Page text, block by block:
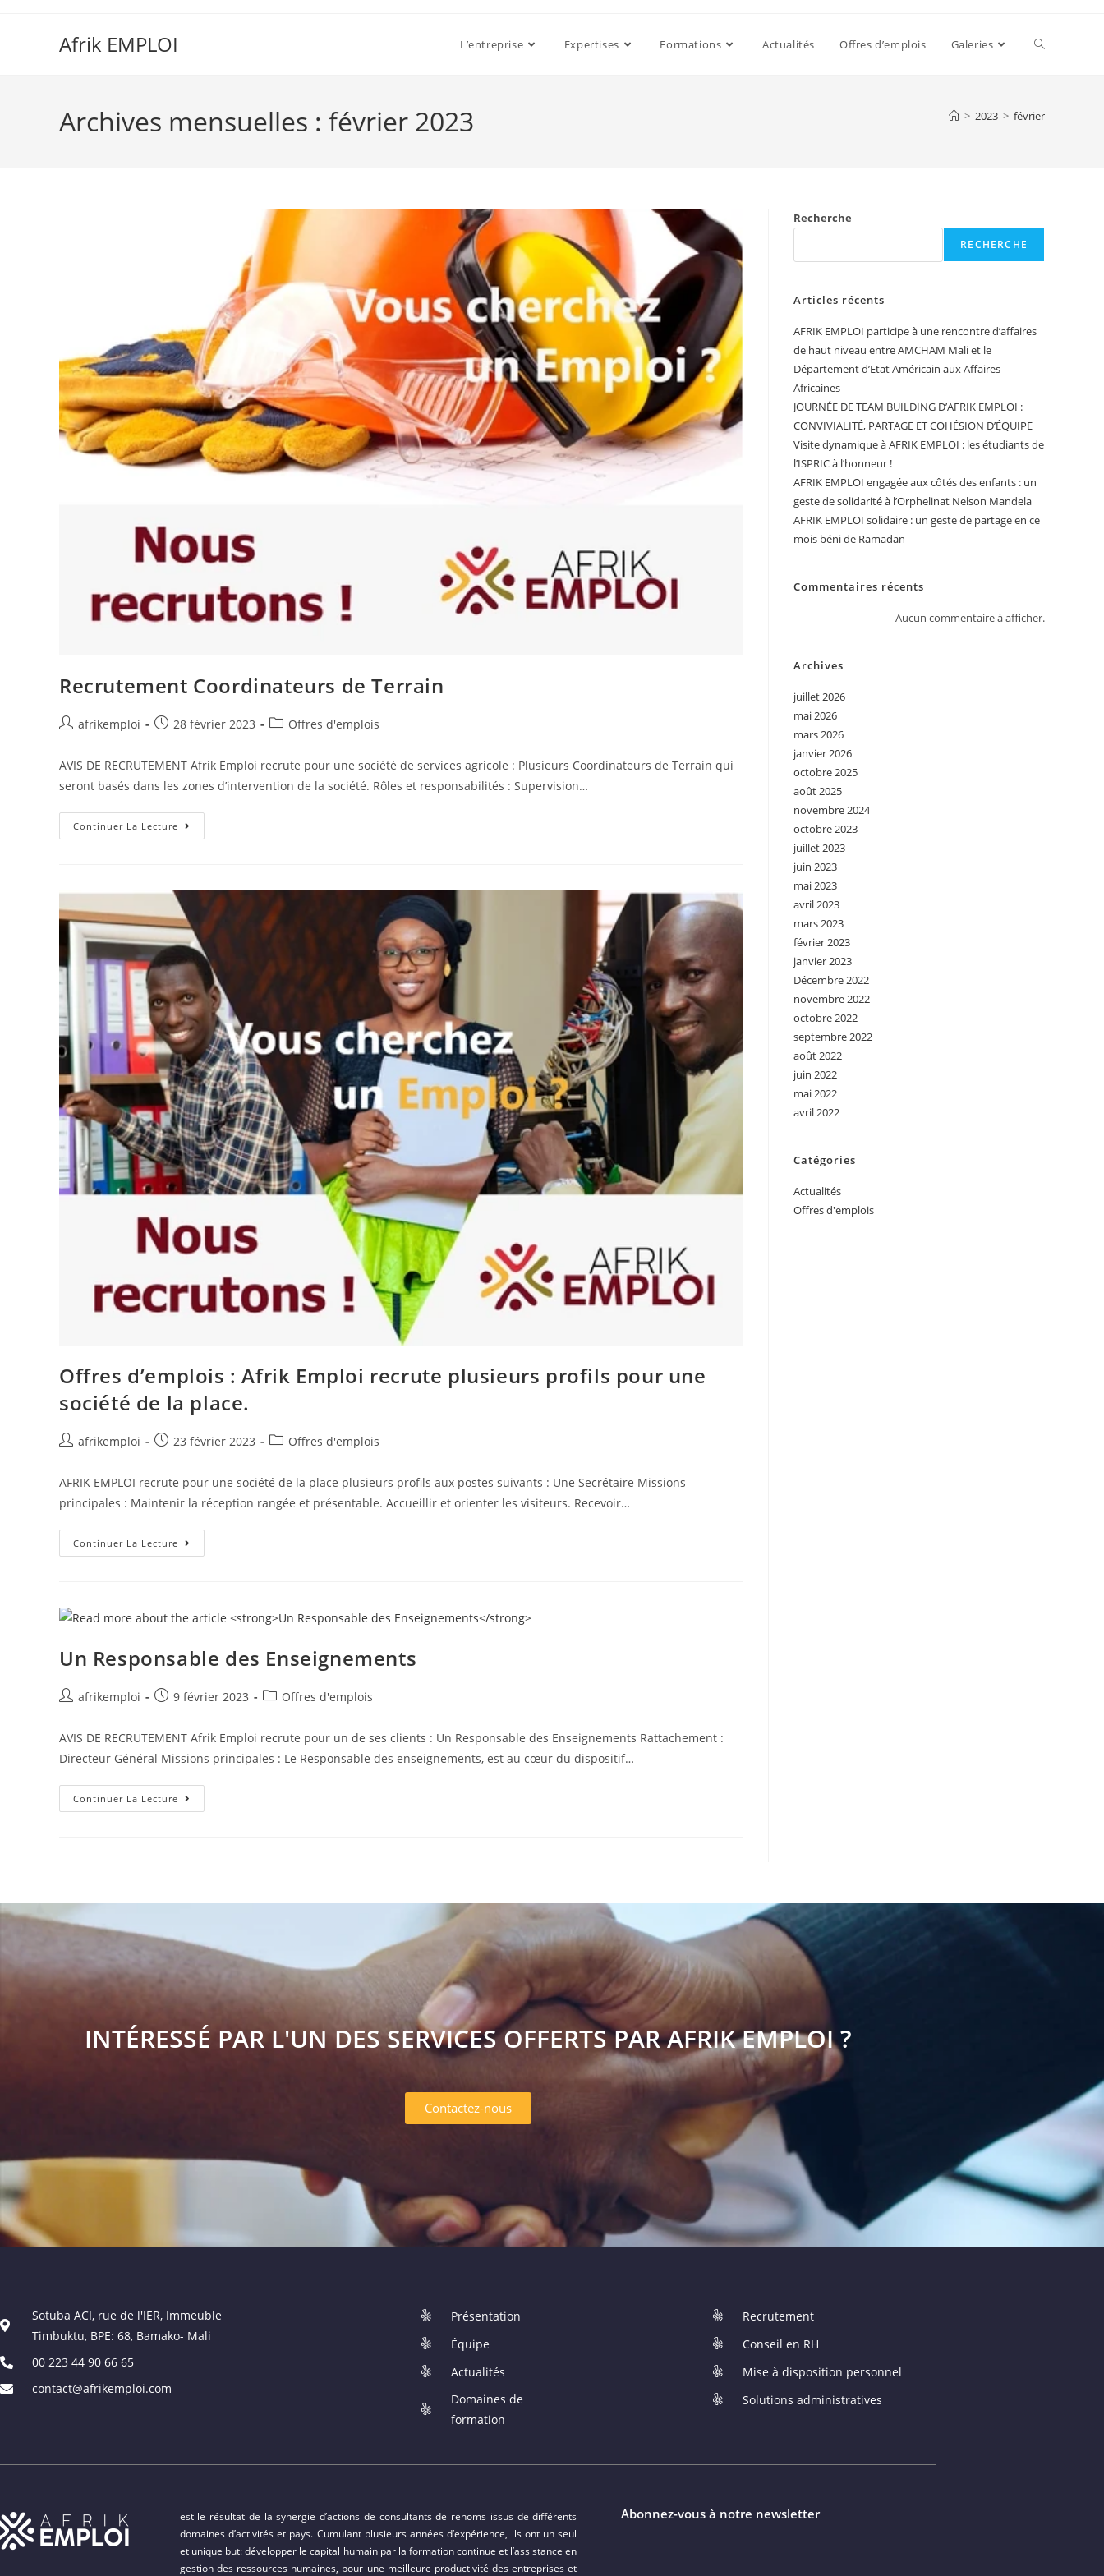
Afrik EMPLOI L’entreprise Expertises Formations Actualités Offres d’emplois Galeries
Archives mensuelles : février 2023 > 2023 > février
Recrutement Coordinateurs de Terrain
afrikemploi 28 février 2023 Offres d'emplois
AVIS DE RECRUTEMENT Afrik Emploi recrute pour une société de services agricole : Plusieurs Coordinateurs de Terrain qui
seront basés dans les zones d’intervention de la société. Rôles et responsabilités : Supervision…
Continuer La Lecture
Offres d’emplois : Afrik Emploi recrute plusieurs profils pour une
société de la place.
afrikemploi 23 février 2023 Offres d'emplois
AFRIK EMPLOI recrute pour une société de la place plusieurs profils aux postes suivants : Une Secrétaire Missions
principales : Maintenir la réception rangée et présentable. Accueillir et orienter les visiteurs. Recevoir…
Continuer La Lecture
Un Responsable des Enseignements
afrikemploi 9 février 2023 Offres d'emplois
AVIS DE RECRUTEMENT Afrik Emploi recrute pour un de ses clients : Un Responsable des Enseignements Rattachement :
Directeur Général Missions principales : Le Responsable des enseignements, est au cœur du dispositif…
Continuer La Lecture
Recherche
RECHERCHE
Articles récents
AFRIK EMPLOI participe à une rencontre d’affaires
de haut niveau entre AMCHAM Mali et le
Département d’Etat Américain aux Affaires
Africaines
JOURNÉE DE TEAM BUILDING D’AFRIK EMPLOI :
CONVIVIALITÉ, PARTAGE ET COHÉSION D’ÉQUIPE
Visite dynamique à AFRIK EMPLOI : les étudiants de
l’ISPRIC à l’honneur !
AFRIK EMPLOI engagée aux côtés des enfants : un
geste de solidarité à l’Orphelinat Nelson Mandela
AFRIK EMPLOI solidaire : un geste de partage en ce
mois béni de Ramadan
Commentaires récents
Aucun commentaire à afficher.
Archives
juillet 2026
mai 2026
mars 2026
janvier 2026
octobre 2025
août 2025
novembre 2024
octobre 2023
juillet 2023
juin 2023
mai 2023
avril 2023
mars 2023
février 2023
janvier 2023
Décembre 2022
novembre 2022
octobre 2022
septembre 2022
août 2022
juin 2022
mai 2022
avril 2022
Catégories
Actualités
Offres d'emplois
INTÉRESSÉ PAR L'UN DES SERVICES OFFERTS PAR AFRIK EMPLOI ?
Contactez-nous
Sotuba ACI, rue de l'IER, Immeuble
Timbuktu, BPE: 68, Bamako- Mali
00 223 44 90 66 65
contact@afrikemploi.com
Présentation
Équipe
Actualités
Domaines de
formation
Recrutement
Conseil en RH
Mise à disposition personnel
Solutions administratives
est le résultat de la synergie d’actions de consultants de renoms issus de différents
domaines d’activités et pays. Cumulant plusieurs années d’expérience, ils ont un seul
et unique but: développer le capital humain par la formation continue et l’assistance en
gestion des ressources humaines, pour une meilleure productivité des entreprises et
Abonnez-vous à notre newsletter